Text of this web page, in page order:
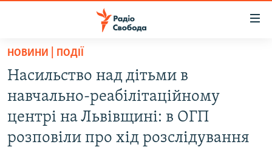
Перейти
основного
матеріалу
до
основної
НОВИНИ | ПОДІЇ
Насильство над дітьми в
навчально-реабілітаційному
центрі на Львівщині: в ОГП
розповіли про хід розслідування